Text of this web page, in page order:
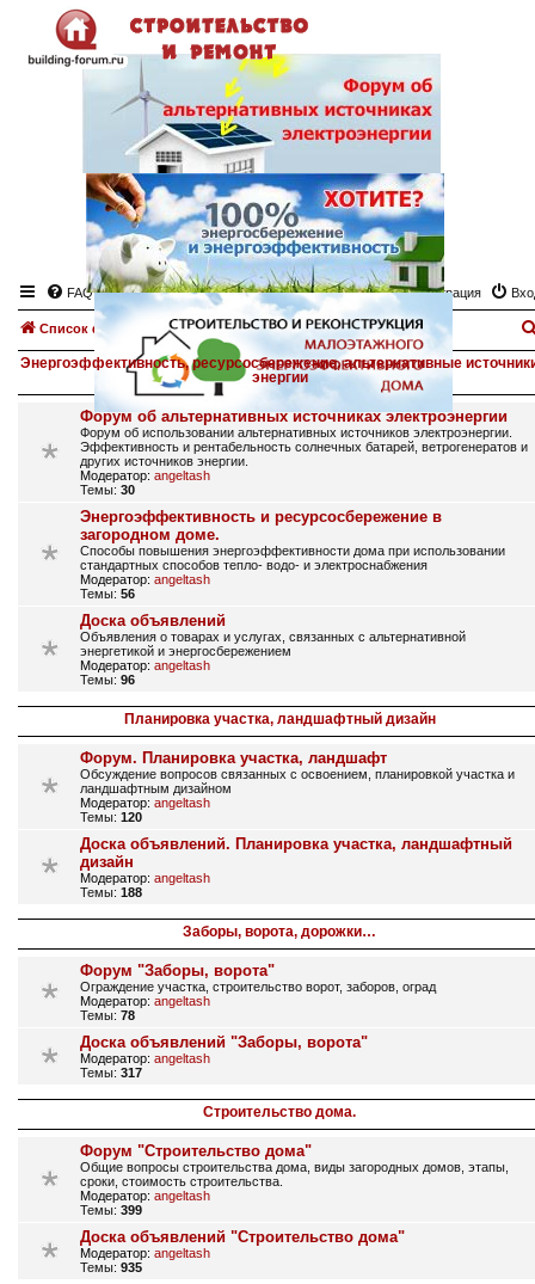
FAQ Регистрация
Список форумов
Энергоэффективность, ресурсосбережение, альтернативные
энергии
Форум об альтернативных источниках электроэнергии
Форум об использовании альтернативных источников электроэнергии.
Эффективность и рентабельность солнечных батарей, ветрогенератов и
других источников энергии.
Модератор: angeltash
Темы: 30
Энергоэффективность и ресурсосбережение в
загородном доме.
Способы повышения энергоэффективности дома при использовании
стандартных способов тепло- водо- и электроснабжения
Модератор: angeltash
Темы: 56
Доска объявлений
Объявления о товарах и услугах, связанных с альтернативной
энергетикой и энергосбережением
Модератор: angeltash
Темы: 96
Планировка участка, ландшафтный дизайн
Форум. Планировка участка, ландшафт
Обсуждение вопросов связанных с освоением, планировкой участка и
ландшафтным дизайном
Модератор: angeltash
Темы: 120
Доска объявлений. Планировка участка, ландшафтный
дизайн
Модератор: angeltash
Темы: 188
Заборы, ворота, дорожки…
Форум "Заборы, ворота"
Ограждение участка, строительство ворот, заборов, оград
Модератор: angeltash
Темы: 78
Доска объявлений "Заборы, ворота"
Модератор: angeltash
Темы: 317
Строительство дома.
Форум "Строительство дома"
Общие вопросы строительства дома, виды загородных домов, этапы,
сроки, стоимость строительства.
Модератор: angeltash
Темы: 399
Доска объявлений "Строительство дома"
Модератор: angeltash
Темы: 935